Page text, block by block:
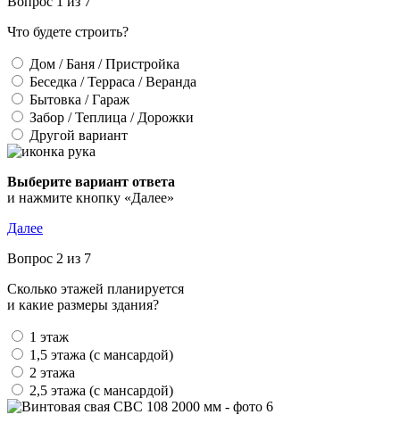
Что будете строить?
Дом / Баня / Пристройка
Беседка / Терраса / Веранда
Бытовка / Гараж
Забор / Теплица / Дорожки
Другой вариант
Выберите вариант ответа
и нажмите кнопку «Далее»
Далее
Вопрос 2 из 7
Сколько этажей планируется
и какие размеры здания?
1 этаж
1,5 этажа (с мансардой)
2 этажа
2,5 этажа (с мансардой)